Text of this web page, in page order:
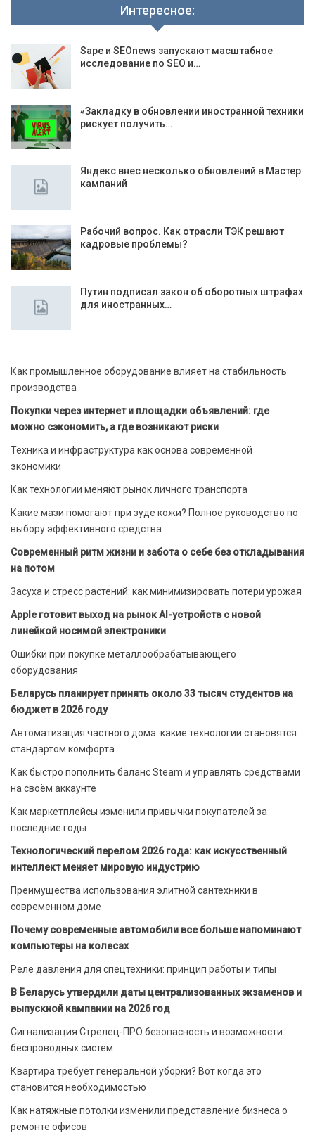
Интересное:
Sape и SEOnews запускают масштабное
исследование по SEO и…
«Закладку в обновлении иностранной техники
рискует получить…
Яндекс внес несколько обновлений в Мастер
кампаний
Рабочий вопрос. Как отрасли ТЭК решают
кадровые проблемы?
Путин подписал закон об оборотных штрафах
для иностранных…
Как промышленное оборудование влияет на стабильность
производства
Покупки через интернет и площадки объявлений: где
можно сэкономить, а где возникают риски
Техника и инфраструктура как основа современной
экономики
Как технологии меняют рынок личного транспорта
Какие мази помогают при зуде кожи? Полное руководство по
выбору эффективного средства
Современный ритм жизни и забота о себе без откладывания
на потом
Засуха и стресс растений: как минимизировать потери урожая
Apple готовит выход на рынок AI-устройств с новой
линейкой носимой электроники
Ошибки при покупке металлообрабатывающего
оборудования
Беларусь планирует принять около 33 тысяч студентов на
бюджет в 2026 году
Автоматизация частного дома: какие технологии становятся
стандартом комфорта
Как быстро пополнить баланс Steam и управлять средствами
на своём аккаунте
Как маркетплейсы изменили привычки покупателей за
последние годы
Технологический перелом 2026 года: как искусственный
интеллект меняет мировую индустрию
Преимущества использования элитной сантехники в
современном доме
Почему современные автомобили все больше напоминают
компьютеры на колесах
Реле давления для спецтехники: принцип работы и типы
В Беларусь утвердили даты централизованных экзаменов и
выпускной кампании на 2026 год
Сигнализация Стрелец-ПРО безопасность и возможности
беспроводных систем
Квартира требует генеральной уборки? Вот когда это
становится необходимостью
Как натяжные потолки изменили представление бизнеса о
ремонте офисов